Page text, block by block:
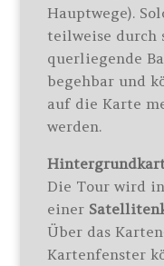
Hauptwege).
teilweise durch
querliegende
begehbar und
auf die Karte
werden.
Die Tour wird
einer
Über das
Kartenfenster